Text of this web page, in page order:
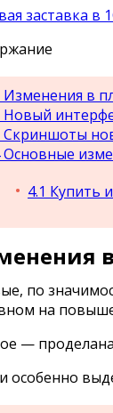
Изменения в
Новый
Скриншоты
Основные
4.1 Купить
по
на
—
особенно